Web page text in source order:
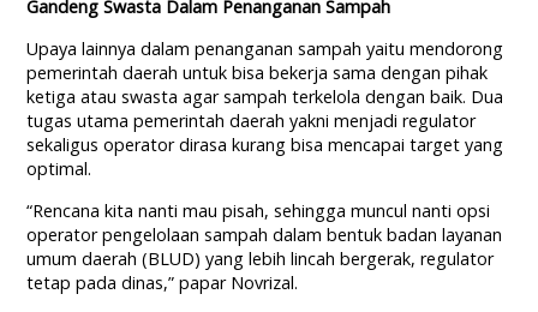
Gandeng Swasta Dalam Penanganan Sampah
Upaya lainnya dalam penanganan sampah yaitu mendorong
pemerintah daerah untuk bisa bekerja sama dengan pihak
ketiga atau swasta agar sampah terkelola dengan baik. Dua
tugas utama pemerintah daerah yakni menjadi regulator
sekaligus operator dirasa kurang bisa mencapai target yang
optimal.
“Rencana kita nanti mau pisah, sehingga muncul nanti opsi
operator pengelolaan sampah dalam bentuk badan layanan
umum daerah (BLUD) yang lebih lincah bergerak, regulator
tetap pada dinas,” papar Novrizal.